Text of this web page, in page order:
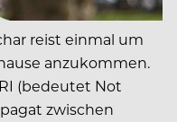
reist einmal um
anzukommen.
(bedeutet Not
zwischen